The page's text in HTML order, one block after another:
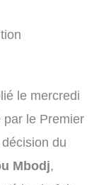
le mercredi
par le Premier
du
Mbodj,